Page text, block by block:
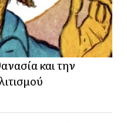
και την